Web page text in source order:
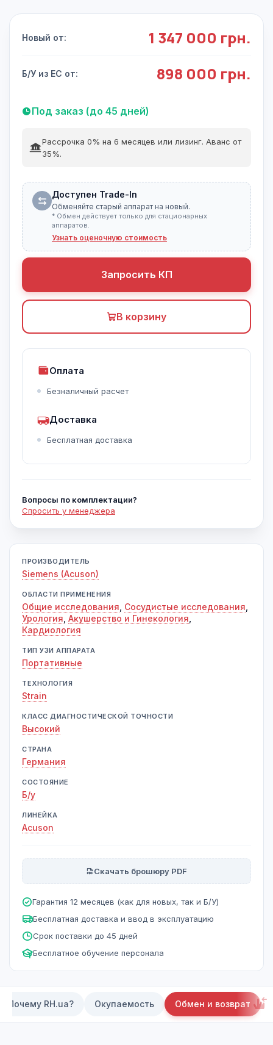
Новый от: 1 347 000 грн.
Б/У из ЕС от: 898 000 грн.
Под заказ (до 45 дней)
Рассрочка 0% на 6 месяцев или лизинг. Аванс от
35%.
Доступен Trade-In
Обменяйте старый аппарат на новый.
* Обмен действует только для стационарных
аппаратов.
Узнать оценочную стоимость
Запросить КП
В корзину
Оплата
Безналичный расчет
Доставка
Бесплатная доставка
Вопросы по комплектации?
Спросить у менеджера
ПРОИЗВОДИТЕЛЬ
Siemens (Acuson)
ОБЛАСТИ ПРИМЕНЕНИЯ
Общие исследования Сосудистые исследования
Урология Акушерство и Гинекология
Кардиология
ТИП УЗИ АППАРАТА
Портативные
ТЕХНОЛОГИЯ
Strain
КЛАСС ДИАГНОСТИЧЕСКОЙ ТОЧНОСТИ
Высокий
СТРАНА
Германия
СОСТОЯНИЕ
Б/у
ЛИНЕЙКА
Acuson
Скачать брошюру PDF
Гарантия 12 месяцев (как для новых, так и Б/У)
Бесплатная доставка и ввод в эксплуатацию
Срок поставки до 45 дней
Бесплатное обучение персонала
Почему RH.ua? Окупаемость Обмен и возврат